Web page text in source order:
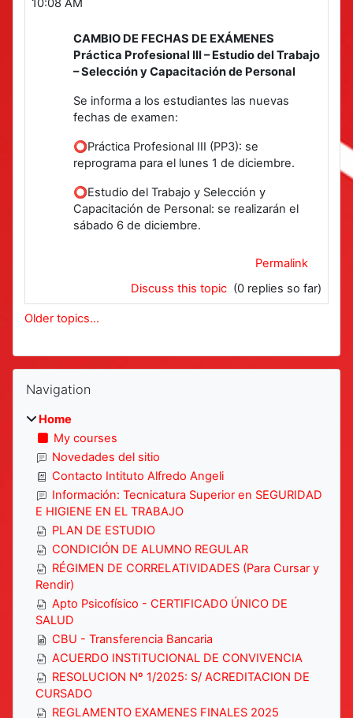
10:08 AM
CAMBIO DE FECHAS DE EXÁMENES
Práctica Profesional III – Estudio del Trabajo
– Selección y Capacitación de Personal
Se informa a los estudiantes las nuevas
fechas de examen:
⭕Práctica Profesional III (PP3): se
reprograma para el lunes 1 de diciembre.
⭕Estudio del Trabajo y Selección y
Capacitación de Personal: se realizarán el
sábado 6 de diciembre.
Permalink
Discuss this topic (0 replies so far)
Older topics...
Blocks
Skip Navigation
Navigation
Home
My courses
Novedades del sitio
Contacto Intituto Alfredo Angeli
Información: Tecnicatura Superior en SEGURIDAD
E HIGIENE EN EL TRABAJO
PLAN DE ESTUDIO
CONDICIÓN DE ALUMNO REGULAR
RÉGIMEN DE CORRELATIVIDADES (Para Cursar y
Rendir)
Apto Psicofísico - CERTIFICADO ÚNICO DE
SALUD
CBU - Transferencia Bancaria
ACUERDO INSTITUCIONAL DE CONVIVENCIA
RESOLUCION Nº 1/2025: S/ ACREDITACION DE
CURSADO
REGLAMENTO EXAMENES FINALES 2025